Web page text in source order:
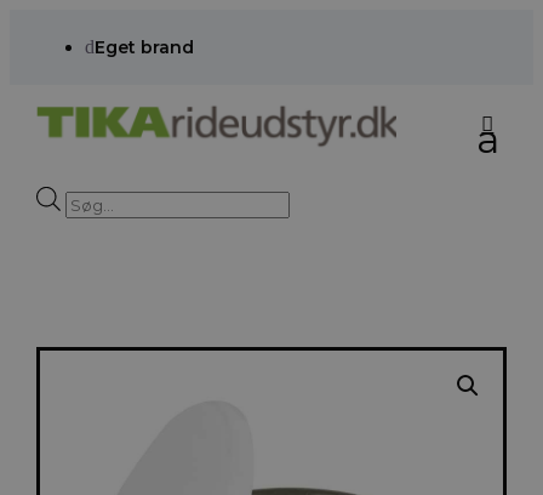
dEget brand
Products
search